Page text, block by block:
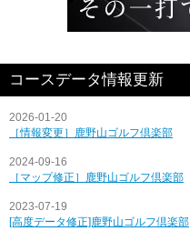
コースデータ情報更新
2026-01-20
［情報変更］鹿野山ゴルフ倶楽部
2024-09-16
［マップ修正］鹿野山ゴルフ倶楽部
2023-07-19
[高度データ修正]鹿野山ゴルフ倶楽部